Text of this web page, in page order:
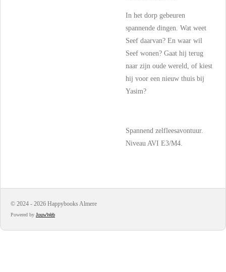
In het dorp gebeuren
spannende dingen. Wat weet
Seef daarvan? En waar wil
Seef wonen? Gaat hij terug
naar zijn oude wereld, of kiest
hij voor een nieuw thuis bij
Yasim?
Spannend zelfleesavontuur.
Niveau AVI E3/M4.
© 2024 - 2026 Happybooks Almere
Powered by JouwWeb